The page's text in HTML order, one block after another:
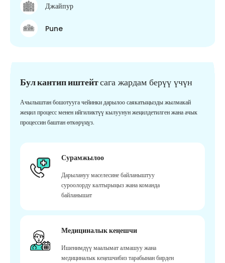
Джайпур
Pune
Бул кантип иштейтсага жардам берүү үчүн
Ачылыштан бошотууга чейинки дарылоо саякатыңызды жылмакай
жеңил процесс менен ийгиликтүү кылуунун жеңилдетилген жана ачык
процессин баштан өткөрүңүз.
Сурамжылоо
Дарылануу маселесине байланыштуу
суроолорду калтырыңыз жана команда
байланышат
Медициналык кеңешчи
Ишенимдүү маалымат алмашуу жана
медициналык кеңешчибиз тарабынан бирден